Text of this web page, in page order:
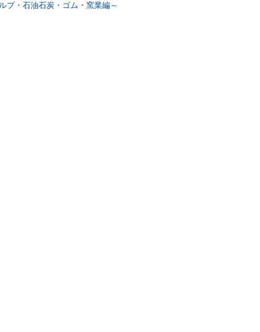
プ・石油石炭・ゴム・窯業編～